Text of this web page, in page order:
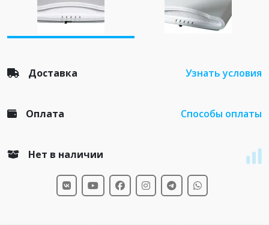
Доставка Узнать условия
Оплата Способы оплаты
Нет в наличии